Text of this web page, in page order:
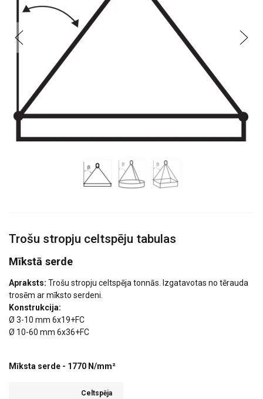
Trošu stropju celtspēju tabulas
Mīkstā serde
Apraksts: Trošu stropju celtspēja tonnās. Izgatavotas no tērauda
trosēm ar mīksto serdeni.
Konstrukcija:
Ø 3-10 mm 6x19+FC
Ø 10-60 mm 6x36+FC
Mīksta serde - 1770 N/mm²
Celtspēja